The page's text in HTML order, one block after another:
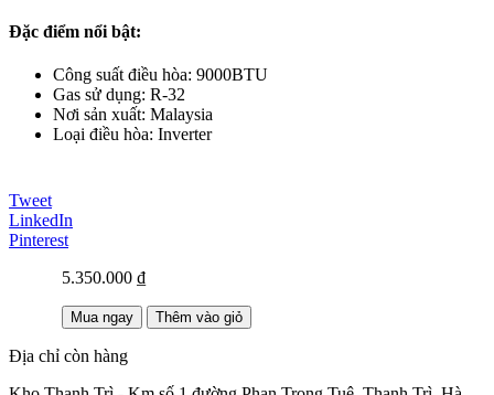
Đặc điểm nổi bật:
Công suất điều hòa: 9000BTU
Gas sử dụng: R-32
Nơi sản xuất: Malaysia
Loại điều hòa: Inverter
Tweet
LinkedIn
Pinterest
5.350.000 ₫
Mua ngay Thêm vào giỏ
Địa chỉ còn hàng